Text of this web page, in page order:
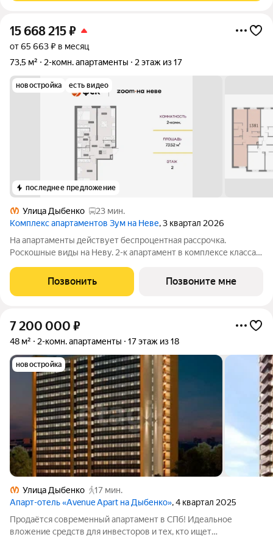
15 668 215₽
от 65 663 ₽ в месяц
73,5 м²
2-комн. апартаменты 2 этаж из 17
новостройка есть видео
последнее предложение
Улица Дыбенко
23 мин.
Комплекс апартаментов Зум на Неве, 3 квартал 2026
На апартаменты действует беспроцентная рассрочка.
Роскошные виды на Неву. 2-к апартамент в комплексе класса
Без отделки. Зум на Неве расположен в новом месте силы
рядом с центром города на
Позвонить Позвоните мне
7 200 000 ₽
48 м² 2-комн. апартаменты 17 этаж из 18
новостройка
Улица Дыбенко
17 мин.
Апарт-отель «Avenue Apart на Дыбенко», 4 квартал 2025
Продаётся современный апартамент в СПб! Идеальное
вложение средств для инвесторов и тех, кто ищет